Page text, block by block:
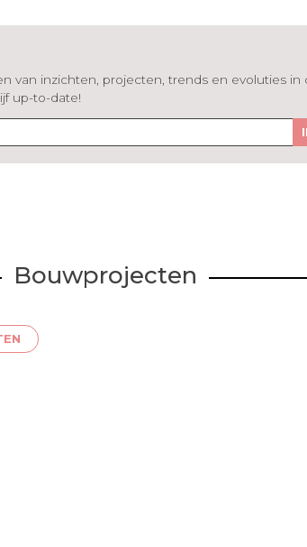
van inzichten, projecten, trends en evoluties in
up-to-date!
Bouwprojecten